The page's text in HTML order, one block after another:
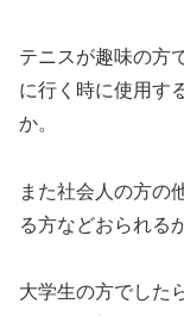
テニスが趣味の方
に行く時に使用す
か。
また社会人の方の
る方などおられる
大学生の方でした